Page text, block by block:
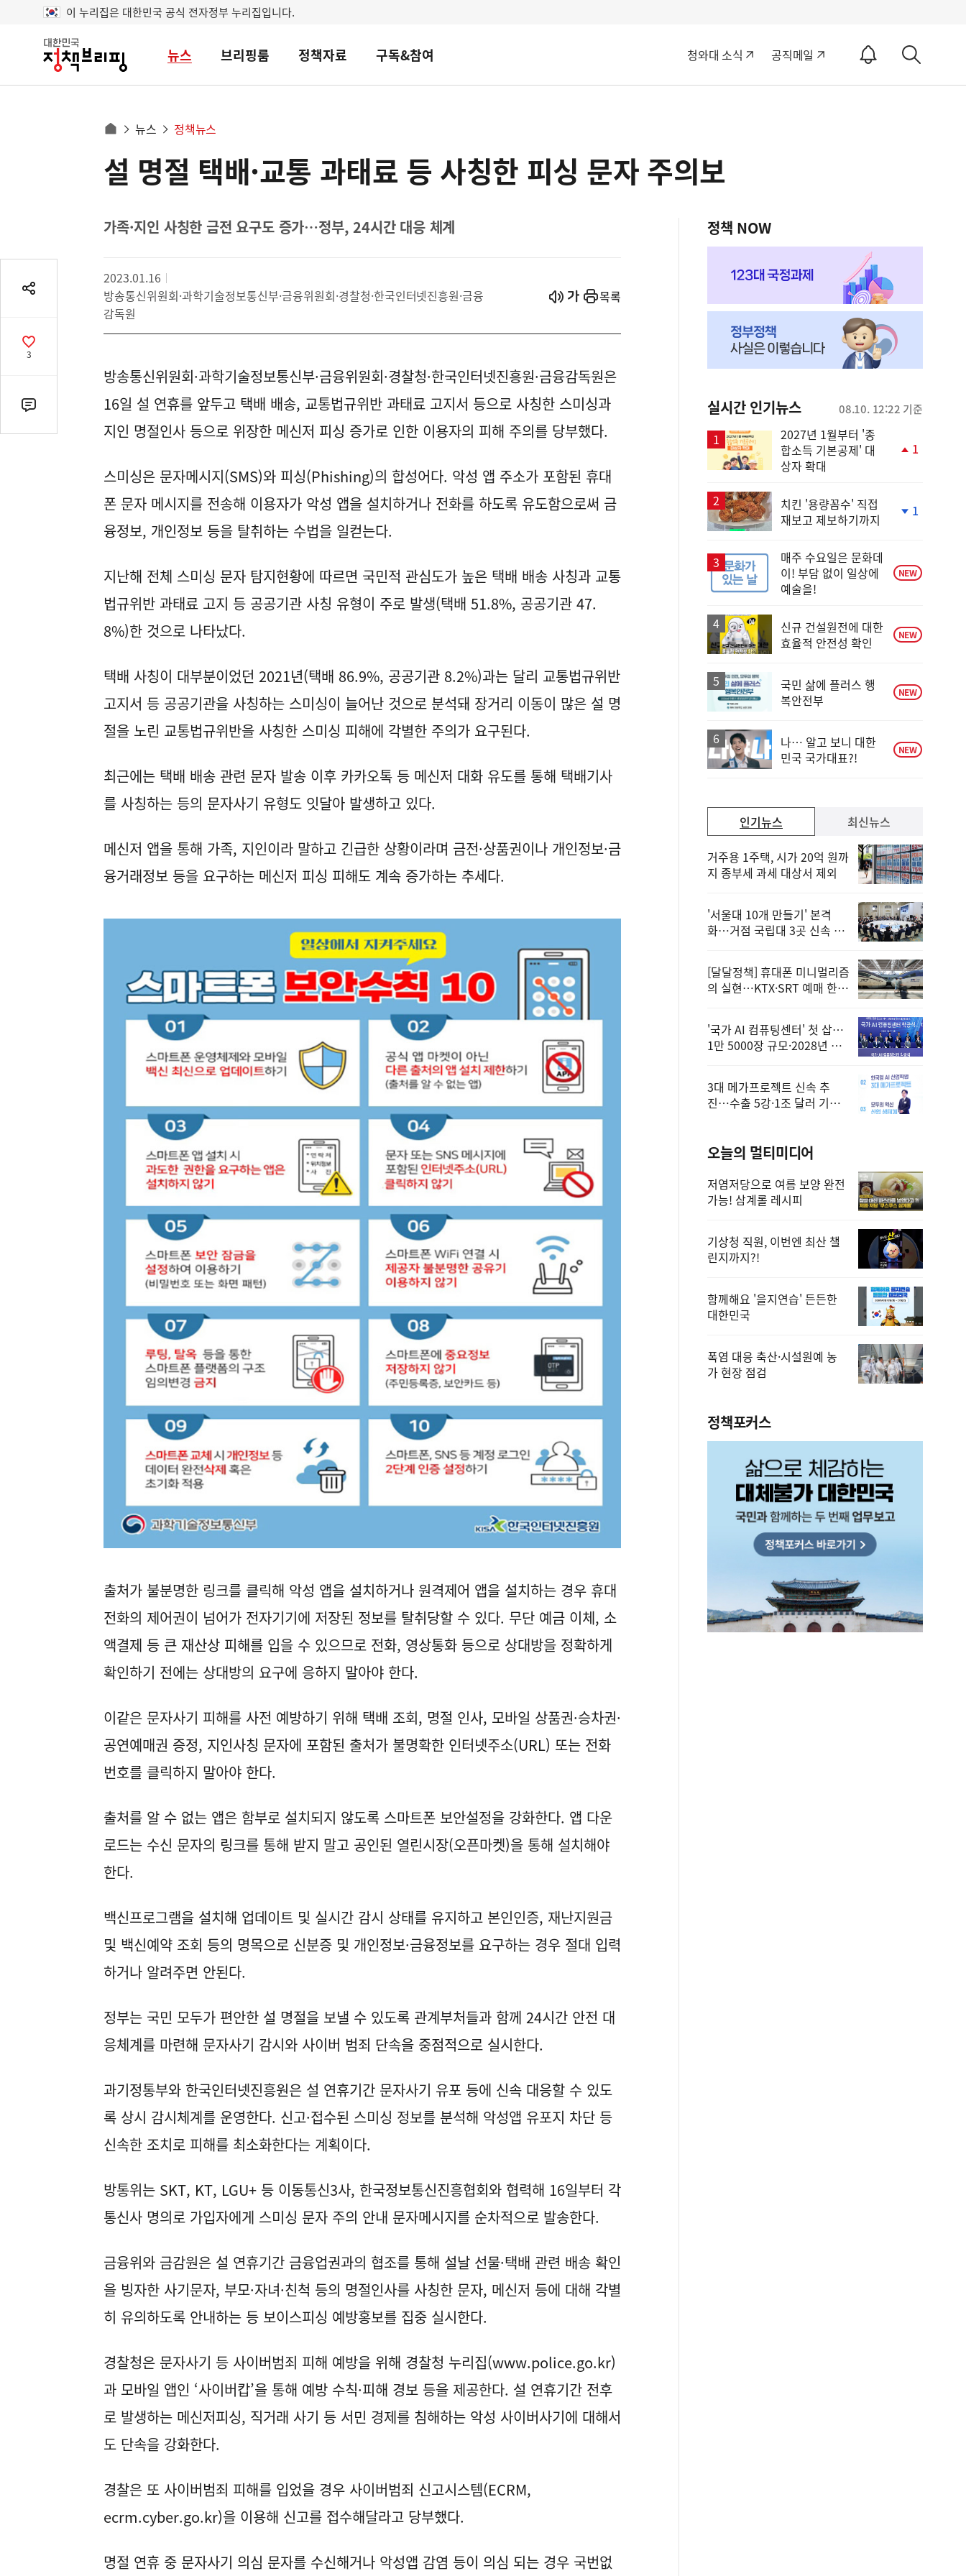
이 누리집은 대한민국 공식 전자정부 누리집입니다.
대
민
뉴스 브리핑룸 정책자료 구독&참여 청와대 소식 공직메일
알
ON
세
로
으
로
뉴스 정책뉴스
공
기
공
감
3
댓
글
설 명절 택배·교통 과태료 등 사칭한 피싱 문자 주의보
가족·지인 사칭한 금전 요구도 증가…정부, 24시간 대응 체계
2023.01.16
방송통신위원회·과학기술정보통신부·금융위원회·경찰청·한국인터넷진흥원·금융
감독원
시작
열기 목록
방송통신위원회·과학기술정보통신부·금융위원회·경찰청·한국인터넷진흥원·금융감독원은
16일 설 연휴를 앞두고 택배 배송, 교통법규위반 과태료 고지서 등으로 사칭한 스미싱과
지인 명절인사 등으로 위장한 메신저 피싱 증가로 인한 이용자의 피해 주의를 당부했다.
스미싱은 문자메시지(SMS)와 피싱(Phishing)의 합성어다. 악성 앱 주소가 포함된 휴대
폰 문자 메시지를 전송해 이용자가 악성 앱을 설치하거나 전화를 하도록 유도함으로써 금
융정보, 개인정보 등을 탈취하는 수법을 일컫는다.
지난해 전체 스미싱 문자 탐지현황에 따르면 국민적 관심도가 높은 택배 배송 사칭과 교통
법규위반 과태료 고지 등 공공기관 사칭 유형이 주로 발생(택배 51.8%, 공공기관 47.
8%)한 것으로 나타났다.
택배 사칭이 대부분이었던 2021년(택배 86.9%, 공공기관 8.2%)과는 달리 교통법규위반
고지서 등 공공기관을 사칭하는 스미싱이 늘어난 것으로 분석돼 장거리 이동이 많은 설 명
절을 노린 교통법규위반을 사칭한 스미싱 피해에 각별한 주의가 요구된다.
최근에는 택배 배송 관련 문자 발송 이후 카카오톡 등 메신저 대화 유도를 통해 택배기사
를 사칭하는 등의 문자사기 유형도 잇달아 발생하고 있다.
메신저 앱을 통해 가족, 지인이라 말하고 긴급한 상황이라며 금전·상품권이나 개인정보·금
융거래정보 등을 요구하는 메신저 피싱 피해도 계속 증가하는 추세다.
출처가 불분명한 링크를 클릭해 악성 앱을 설치하거나 원격제어 앱을 설치하는 경우 휴대
전화의 제어권이 넘어가 전자기기에 저장된 정보를 탈취당할 수 있다. 무단 예금 이체, 소
액결제 등 큰 재산상 피해를 입을 수 있으므로 전화, 영상통화 등으로 상대방을 정확하게
확인하기 전에는 상대방의 요구에 응하지 말아야 한다.
이같은 문자사기 피해를 사전 예방하기 위해 택배 조회, 명절 인사, 모바일 상품권·승차권·
공연예매권 증정, 지인사칭 문자에 포함된 출처가 불명확한 인터넷주소(URL) 또는 전화
번호를 클릭하지 말아야 한다.
출처를 알 수 없는 앱은 함부로 설치되지 않도록 스마트폰 보안설정을 강화한다. 앱 다운
로드는 수신 문자의 링크를 통해 받지 말고 공인된 열린시장(오픈마켓)을 통해 설치해야
한다.
백신프로그램을 설치해 업데이트 및 실시간 감시 상태를 유지하고 본인인증, 재난지원금
및 백신예약 조회 등의 명목으로 신분증 및 개인정보·금융정보를 요구하는 경우 절대 입력
하거나 알려주면 안된다.
정부는 국민 모두가 편안한 설 명절을 보낼 수 있도록 관계부처들과 함께 24시간 안전 대
응체계를 마련해 문자사기 감시와 사이버 범죄 단속을 중점적으로 실시한다.
과기정통부와 한국인터넷진흥원은 설 연휴기간 문자사기 유포 등에 신속 대응할 수 있도
록 상시 감시체계를 운영한다. 신고·접수된 스미싱 정보를 분석해 악성앱 유포지 차단 등
신속한 조치로 피해를 최소화한다는 계획이다.
방통위는 SKT, KT, LGU+ 등 이동통신3사, 한국정보통신진흥협회와 협력해 16일부터 각
통신사 명의로 가입자에게 스미싱 문자 주의 안내 문자메시지를 순차적으로 발송한다.
금융위와 금감원은 설 연휴기간 금융업권과의 협조를 통해 설날 선물·택배 관련 배송 확인
을 빙자한 사기문자, 부모·자녀·친척 등의 명절인사를 사칭한 문자, 메신저 등에 대해 각별
히 유의하도록 안내하는 등 보이스피싱 예방홍보를 집중 실시한다.
경찰청은 문자사기 등 사이버범죄 피해 예방을 위해 경찰청 누리집(www.police.go.kr)
과 모바일 앱인 ‘사이버캅’을 통해 예방 수칙·피해 경보 등을 제공한다. 설 연휴기간 전후
로 발생하는 메신저피싱, 직거래 사기 등 서민 경제를 침해하는 악성 사이버사기에 대해서
도 단속을 강화한다.
경찰은 또 사이버범죄 피해를 입었을 경우 사이버범죄 신고시스템(ECRM,
ecrm.cyber.go.kr)을 이용해 신고를 접수해달라고 당부했다.
명절 연휴 중 문자사기 의심 문자를 수신해거나 악성앱 감염 등이 의심 되는 경우 국번없
정책 NOW
실시간 인기뉴스 08.10. 12:22 기준
2027년 1월부터 '종
합소득 기본공제' 대
상자 확대
1
치킨 '용량꼼수' 직접
재보고 제보하기까지
1
매주 수요일은 문화데
이! 부담 없이 일상에
예술을!
NEW
신규 건설원전에 대한
효율적 안전성 확인
NEW
국민 삶에 플러스 행
복안전부
NEW
나… 알고 보니 대한
민국 국가대표?!
NEW
인기뉴스
거주용 1주택, 시가 20억 원까
지 종부세 과세 대상서 제외
'서울대 10개 만들기' 본격
화…거점 국립대 3곳 신속 선
[달달정책] 휴대폰 미니멀리즘
의 실현…KTX·SRT 예매 한
'국가 AI 컴퓨팅센터' 첫 삽…
1만 5000장 규모·2028년 완
3대 메가프로젝트 신속 추
진…수출 5강·1조 달러 기반
최신뉴스
오늘의 멀티미디어
저염저당으로 여름 보양 완전
가능! 삼계롤 레시피
기상청 직원, 이번엔 최산 챌
린지까지?!
함께해요 '을지연습' 든든한
대한민국
폭염 대응 축산·시설원예 농
가 현장 점검
정책포커스